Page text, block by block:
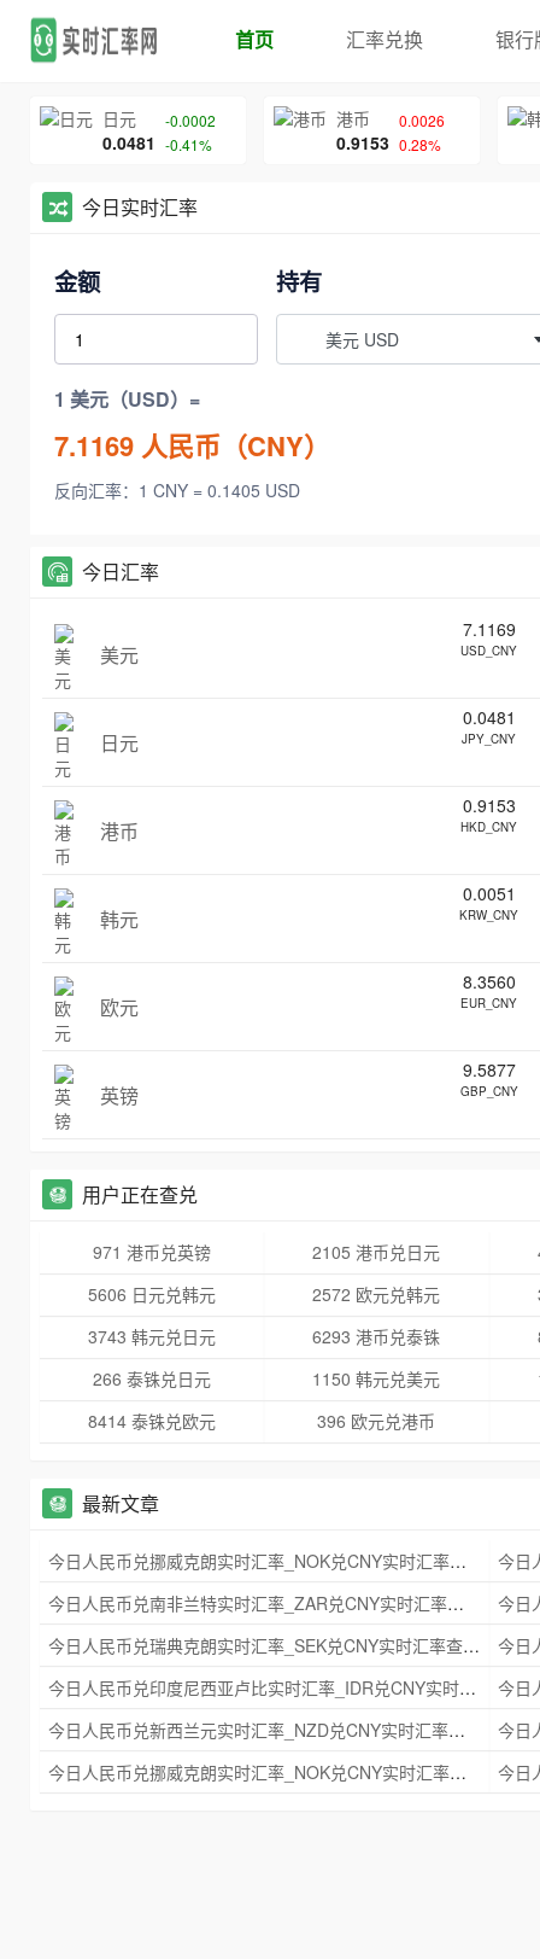
首页 汇率兑换 银行
日元
0.0481
-0.0002
-0.41%
港币
0.9153
0.0026
0.28%
今日实时汇率
金额 持有
美元 USD
1 美元（USD）=
7.1169 人民币（CNY）
反向汇率：1 CNY = 0.1405 USD
今日汇率
美元
7.1169
USD_CNY
日元
0.0481
JPY_CNY
港币
0.9153
HKD_CNY
韩元
0.0051
KRW_CNY
欧元
8.3560
EUR_CNY
英镑
9.5877
GBP_CNY
用户正在查兑
971 港币兑英镑 2105 港币兑日元
5606 日元兑韩元
2572 欧元兑韩元
3743 韩元兑日元
6293 港币兑泰铢
266 泰铢兑日元
1150 韩元兑美元
8414 泰铢兑欧元
396 欧元兑港币
最新文章
今日人民币兑挪威克朗实时汇率_NOK兑CNY实时汇率查询 2025年09月21日
今日人民币兑南非兰特实时汇率_ZAR兑CNY实时汇率查询 2025年09月21日
今日人民币兑瑞典克朗实时汇率_SEK兑CNY实时汇率查询 2025年09月21日
今日人民币兑印度尼西亚卢比实时汇率_IDR兑CNY实时汇率查询 2025年09月21日
今日人民币兑新西兰元实时汇率_NZD兑CNY实时汇率查询 2025年09月21日
今日人民币兑挪威克朗实时汇率_NOK兑CNY实时汇率查询 2025年09月21日